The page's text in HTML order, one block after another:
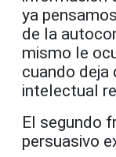
ya
de la
mismo le
cuando
intelectual
El segundo
persuasivo